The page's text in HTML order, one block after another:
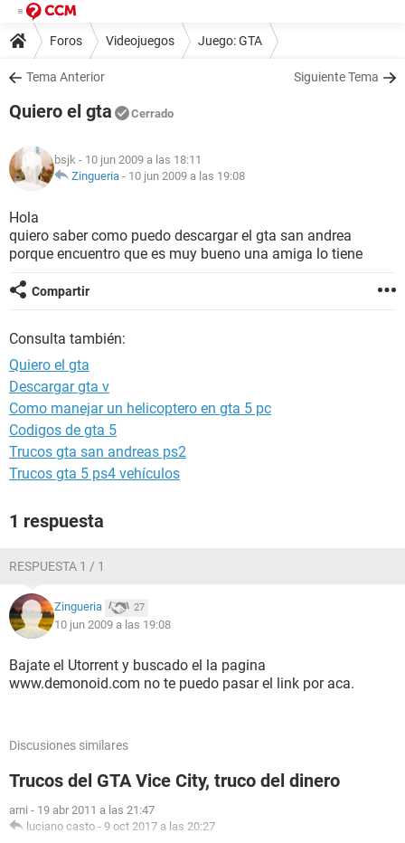
Foros Videojuegos Juego: GTA
Tema Anterior Siguiente Tema
Quiero el gta Cerrado
bsjk - 10 jun 2009 a las 18:11
Zingueria - 10 jun 2009 a las 19:08
Hola
quiero saber como puedo descargar el gta san andrea
porque encuentro que es muy bueno una amiga lo tiene
Compartir
Consulta también:
Quiero el gta
Descargar gta v
Como manejar un helicoptero en gta 5 pc
Codigos de gta 5
Trucos gta san andreas ps2
Trucos gta 5 ps4 vehículos
1 respuesta
RESPUESTA 1 / 1
Zingueria 27
10 jun 2009 a las 19:08
Bajate el Utorrent y buscado el la pagina
www.demonoid.com no te puedo pasar el link por aca.
Discusiones similares
Trucos del GTA Vice City, truco del dinero
arni - 19 abr 2011 a las 21:47
luciano casto - 9 oct 2017 a las 20:27